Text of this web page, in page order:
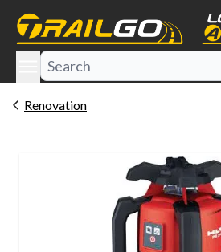
menu
Renovation